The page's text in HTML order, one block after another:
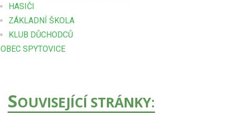
HASIČI
ZÁKLADNÍ ŠKOLA
KLUB DŮCHODCŮ
OBEC SPYTOVICE
SOUVISEJÍCÍ STRÁNKY: